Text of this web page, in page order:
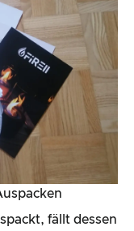
fällt dessen